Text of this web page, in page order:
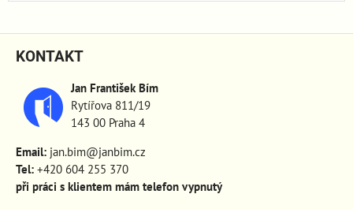
KONTAKT
Jan František Bím
Rytířova 811/19
143 00 Praha 4
Email: jan.bim@janbim.cz
Tel: +420 604 255 370
při práci s klientem mám telefon vypnutý